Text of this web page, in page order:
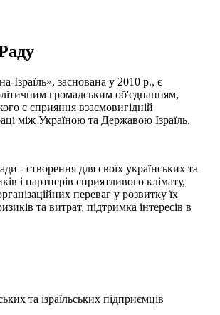
Ізраїль», заснована у 2010 р., є
громадським об'єднанням,
є сприяння взаємовигідній
між Україною та Державою Ізраїль.
- створення для своїх українських та
і партнерів сприятливого клімату,
переваг у розвитку їх
та витрат, підтримка інтересів в
та ізраїльських підприємців